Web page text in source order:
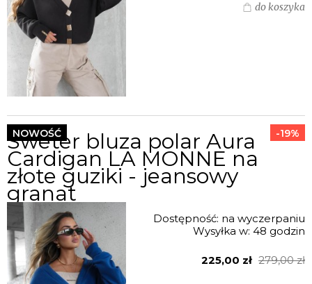
do koszyka
Sweter bluza polar Aura
Cardigan LA MONNE na
złote guziki - jeansowy
granat
Dostępność: na wyczerpaniu
Wysyłka w: 48 godzin
225,00 zł 279,00 zł
-19%
NOWOŚĆ